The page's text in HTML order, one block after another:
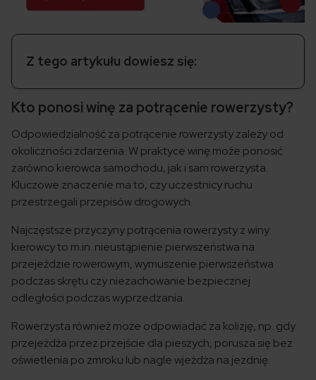
Z tego artykułu dowiesz się:
Kto ponosi winę za potrącenie rowerzysty?
Odpowiedzialność za potrącenie rowerzysty zależy od
okoliczności zdarzenia. W praktyce winę może ponosić
zarówno kierowca samochodu, jak i sam rowerzysta.
Kluczowe znaczenie ma to, czy uczestnicy ruchu
przestrzegali przepisów drogowych.
Najczęstsze przyczyny potrącenia rowerzysty z winy
kierowcy to m.in. nieustąpienie pierwszeństwa na
przejeździe rowerowym, wymuszenie pierwszeństwa
podczas skrętu czy niezachowanie bezpiecznej
odległości podczas wyprzedzania.
Rowerzysta również może odpowiadać za kolizję, np. gdy
przejeżdża przez przejście dla pieszych, porusza się bez
oświetlenia po zmroku lub nagle wjeżdża na jezdnię.